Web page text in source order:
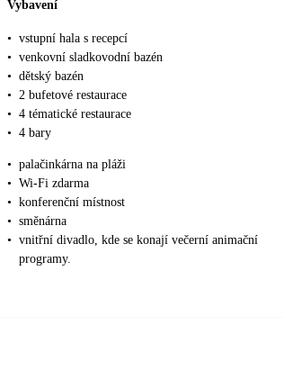
Vybavení
• vstupní hala s recepcí
• venkovní sladkovodní bazén
• dětský bazén
• 2 bufetové restaurace
• 4 tématické restaurace
• 4 bary
• palačinkárna na pláži
• Wi-Fi zdarma
• konferenční místnost
• směnárna
• vnitřní divadlo, kde se konají večerní animační
programy.